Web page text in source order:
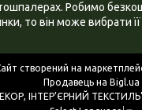
Робимо
то він може вибрати
створений на
Продавець на Bigl.ua